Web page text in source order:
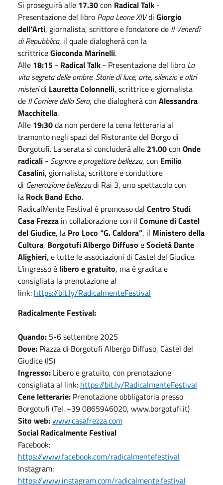
Si proseguirà alle 17.30con Radical Talk -
Presentazione del libro Papa Leone XIVdi Giorgio
dell'Arti, giornalista, scrittore e fondatore de Il Venerdì
di Repubblica, il quale dialogherà con la
scrittriceGioconda Marinelli.
Alle 18:15 - Radical Talk - Presentazione del libro La
vita segreta delle ombre. Storie di luce, arte, silenzio e altri
misteridi Lauretta Colonnelli, scrittrice e giornalista
de Il Corriere della Sera, che dialogherà con Alessandra
Macchitella.
Alle 19:30da non perdere la cena letteraria al
tramonto negli spazi del Ristorante del Borgo di
Borgotufi. La serata si concluderà alle 21.00con Onde
radicali - Sognare e progettare bellezza, con Emilio
Casalini, giornalista, scrittore e conduttore
di Generazione bellezzadi Rai 3, uno spettacolo con
la Rock Band Echo.
RadicalMente Festival è promosso dal Centro Studi
Casa Frezza in collaborazione con il Comune di Castel
del Giudice, la Pro Loco “G. Caldora”, il Ministero della
Cultura, Borgotufi Albergo Diffuso eSocietà Dante
Alighieri, e tutte le associazioni di Castel del Giudice.
L’ingresso è libero e gratuito, ma è gradita e
consigliata la prenotazione al
link: https://bit.ly/RadicalmenteFestival
Radicalmente Festival:
Quando: 5-6 settembre 2025
Dove: Piazza di Borgotufi Albergo Diffuso, Castel del
Giudice (IS)
Ingresso: Libero e gratuito, con prenotazione
consigliata al link: https://bit.ly/RadicalmenteFestival
Cene letterarie: Prenotazione obbligatoria presso
Borgotufi (Tel. +39 0865946020, www.borgotufi.it)
Sito web:www.casafrezza.com
Social Radicalmente Festival
Facebook:
https://www.facebook.com/radicalmentefestival
Instagram:
https://www.instagram.com/radicalmente.festival